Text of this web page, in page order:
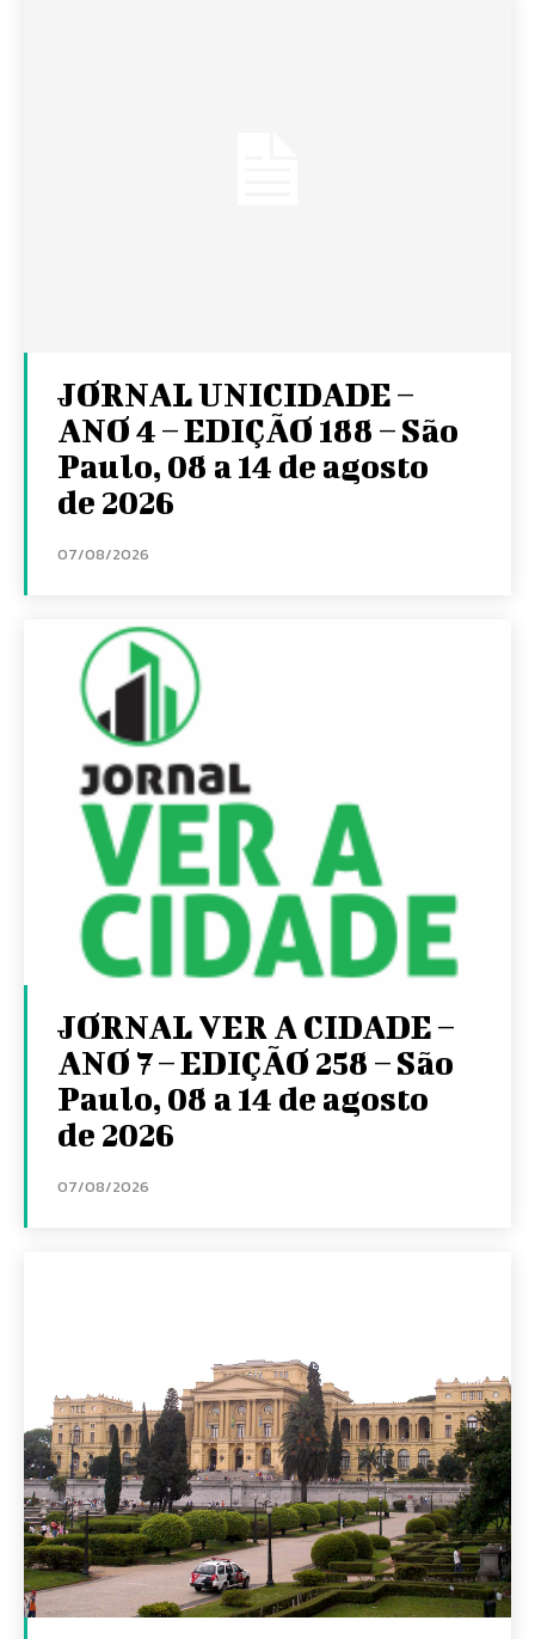
JORNAL UNICIDADE –
ANO 4 – EDIÇÃO 188 – São
Paulo, 08 a 14 de agosto
de 2026
07/08/2026
JORNAL VER A CIDADE –
ANO 7 – EDIÇÃO 258 – São
Paulo, 08 a 14 de agosto
de 2026
07/08/2026